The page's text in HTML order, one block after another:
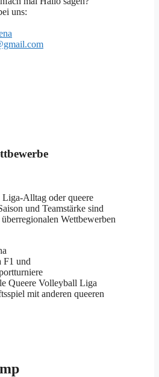
uns:
Alltag oder queere
und Teamstärke sind
Wettbewerben
F1 und
Queere Volleyball Liga
mit anderen queeren